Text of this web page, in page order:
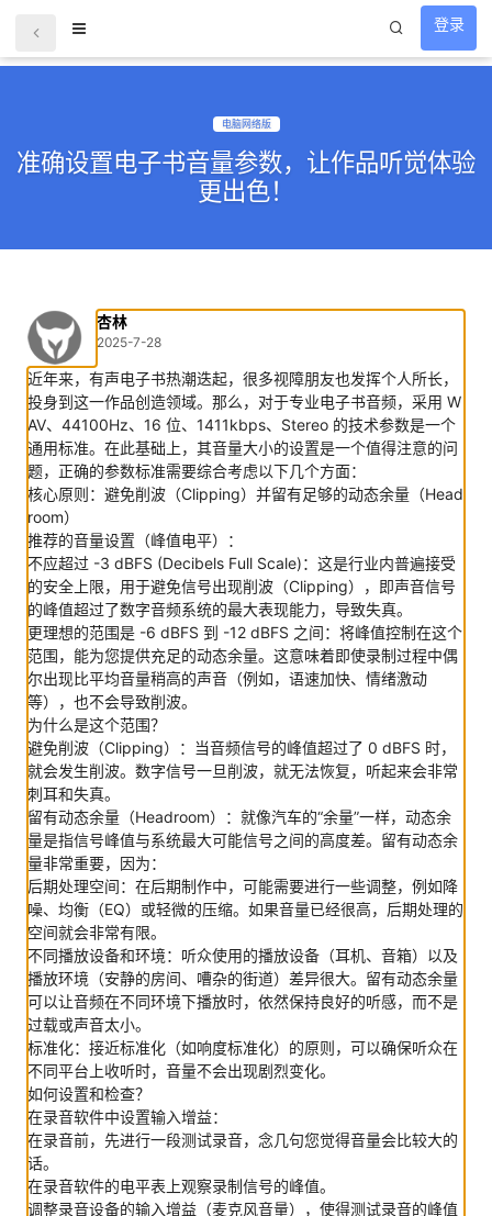
登录
电脑网络版
准确设置电子书音量参数，让作品听觉体验
更出色！
杏林
2025-7-28
近年来，有声电子书热潮迭起，很多视障朋友也发挥个人所长，
投身到这一作品创造领域。那么，对于专业电子书音频，采用 W
AV、44100Hz、16 位、1411kbps、Stereo 的技术参数是一个
通用标准。在此基础上，其音量大小的设置是一个值得注意的问
题，正确的参数标准需要综合考虑以下几个方面：
核心原则：避免削波（Clipping）并留有足够的动态余量（Head
room）
推荐的音量设置（峰值电平）：
不应超过 -3 dBFS (Decibels Full Scale)：这是行业内普遍接受
的安全上限，用于避免信号出现削波（Clipping），即声音信号
的峰值超过了数字音频系统的最大表现能力，导致失真。
更理想的范围是 -6 dBFS 到 -12 dBFS 之间：将峰值控制在这个
范围，能为您提供充足的动态余量。这意味着即使录制过程中偶
尔出现比平均音量稍高的声音（例如，语速加快、情绪激动
等），也不会导致削波。
为什么是这个范围？
避免削波（Clipping）：当音频信号的峰值超过了 0 dBFS 时，
就会发生削波。数字信号一旦削波，就无法恢复，听起来会非常
刺耳和失真。
留有动态余量（Headroom）：就像汽车的“余量”一样，动态余
量是指信号峰值与系统最大可能信号之间的高度差。留有动态余
量非常重要，因为：
后期处理空间：在后期制作中，可能需要进行一些调整，例如降
噪、均衡（EQ）或轻微的压缩。如果音量已经很高，后期处理的
空间就会非常有限。
不同播放设备和环境：听众使用的播放设备（耳机、音箱）以及
播放环境（安静的房间、嘈杂的街道）差异很大。留有动态余量
可以让音频在不同环境下播放时，依然保持良好的听感，而不是
过载或声音太小。
标准化：接近标准化（如响度标准化）的原则，可以确保听众在
不同平台上收听时，音量不会出现剧烈变化。
如何设置和检查？
在录音软件中设置输入增益：
在录音前，先进行一段测试录音，念几句您觉得音量会比较大的
话。
在录音软件的电平表上观察录制信号的峰值。
调整录音设备的输入增益（麦克风音量），使得测试录音的峰值